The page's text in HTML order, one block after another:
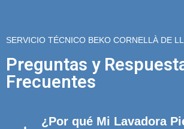
SERVICIO TÉCNICO BEKO CORNELLÀ DE
Preguntas y
Frecuentes
¿Por qué Mi Lavadora